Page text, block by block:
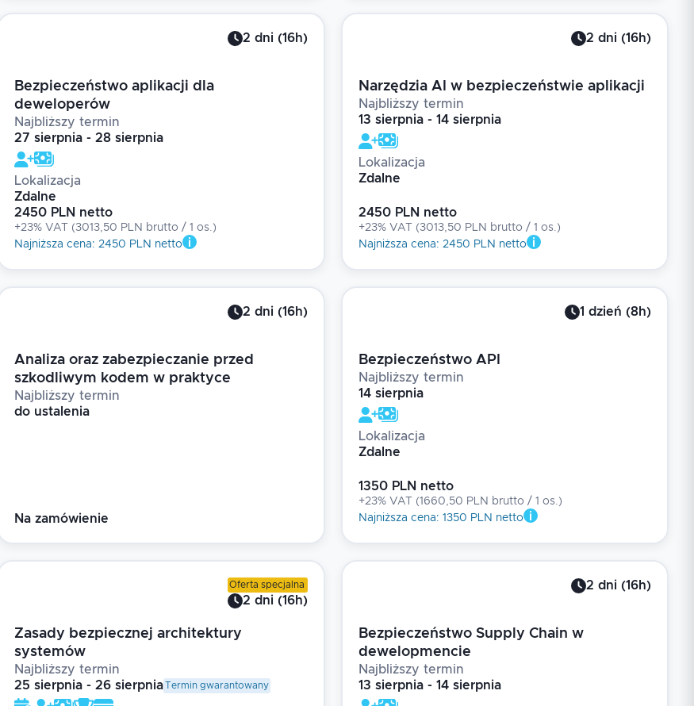
2 dni (16h)
Bezpieczeństwo aplikacji dla
deweloperów
Najbliższy termin
27 sierpnia - 28 sierpnia
Lokalizacja
Zdalne
2450 PLN netto
+23% VAT (3013,50 PLN brutto / 1 os.)
Najniższa cena: 2450 PLN netto
2 dni (16h)
Narzędzia AI w bezpieczeństwie aplikacji
Najbliższy termin
13 sierpnia - 14 sierpnia
Lokalizacja
Zdalne
2450 PLN netto
+23% VAT (3013,50 PLN brutto / 1 os.)
Najniższa cena: 2450 PLN netto
2 dni (16h)
Analiza oraz zabezpieczanie przed
szkodliwym kodem w praktyce
Najbliższy termin
do ustalenia
Na zamówienie
1 dzień (8h)
Bezpieczeństwo API
Najbliższy termin
14 sierpnia
Lokalizacja
Zdalne
1350 PLN netto
+23% VAT (1660,50 PLN brutto / 1 os.)
Najniższa cena: 1350 PLN netto
Oferta specjalna
2 dni (16h)
Zasady bezpiecznej architektury
systemów
Najbliższy termin
25 sierpnia - 26 sierpniaTermin gwarantowany
2 dni (16h)
Bezpieczeństwo Supply Chain w
dewelopmencie
Najbliższy termin
13 sierpnia - 14 sierpnia